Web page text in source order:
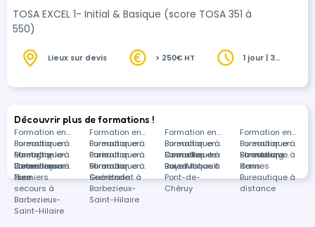
TOSA EXCEL 1- Initial & Basique (score TOSA 351 à
550)
Lieux sur devis > 250€ HT
1 jour | 3
Découvrir plus de formations !
Formation en
Bureautique à
Montigny-le-
Bretonneux
Formation en
Bureautique à
Paris
Formation en
Bureautique à
Cormelles-le-
Royal
Formation en
Bureautique à
Strasbourg
Formation en
Bureautique à
Courville-sur-
Eure
Formation en
Bureautique à
Miramas
Formation en
Bureautique à
Baie-Mahault
Formation en
Bureautique à
Rennes
Formation en
Bureautique à
Nice
Formation en
Bureautique à
Guérande
Formation en
Bureautique à
Pont-de-
Chéruy
Formations
dans
Bureautique à
distance
Formation en
Premiers
secours à
Barbezieux-
Saint-Hilaire
Formation en
Secrétariat à
Barbezieux-
Saint-Hilaire